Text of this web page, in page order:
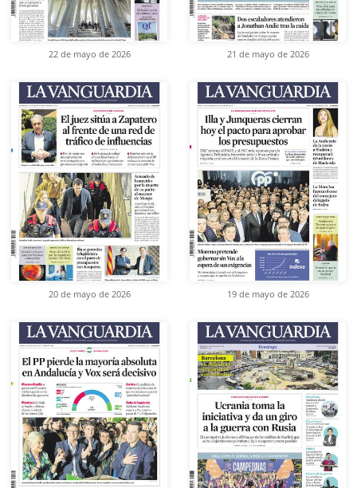
22 de mayo de 2026 21 de mayo de 2026
20 de mayo de 2026 19 de mayo de 2026